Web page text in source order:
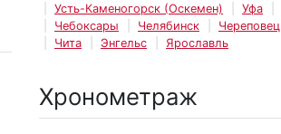
Усть-Каменогорск (Оскемен)
Уфа
Чебоксары
Челябинск Череповец
Чита
Энгельс Ярославль
Хронометраж